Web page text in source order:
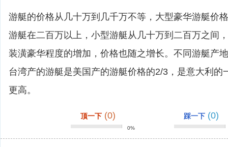
游艇的价格从几十万到几千万不等，大型豪华游艇价
游艇在二百万以上，小型游艇从几十万到二百万之间
装潢豪华程度的增加，价格也随之增长。不同游艇产
台湾产的游艇是美国产的游艇价格的2/3，是意大利的
更高。
顶一下 (0)
0%
踩一下 (0)